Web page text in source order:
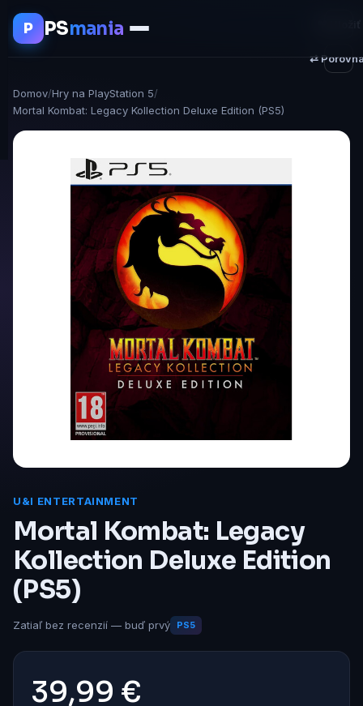
P PSmania
Domov/Hry na PlayStation 5/
Mortal Kombat: Legacy Kollection Deluxe Edition (PS5)
U&I ENTERTAINMENT
Mortal Kombat: Legacy
Kollection Deluxe Edition
(PS5)
Zatiaľ bez recenzií — buď prvý PS5
39,99 €
⇄